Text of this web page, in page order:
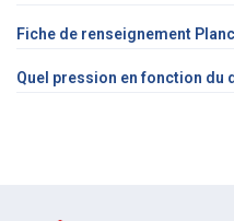
Fiche de renseignement
Quel pression en fonction du